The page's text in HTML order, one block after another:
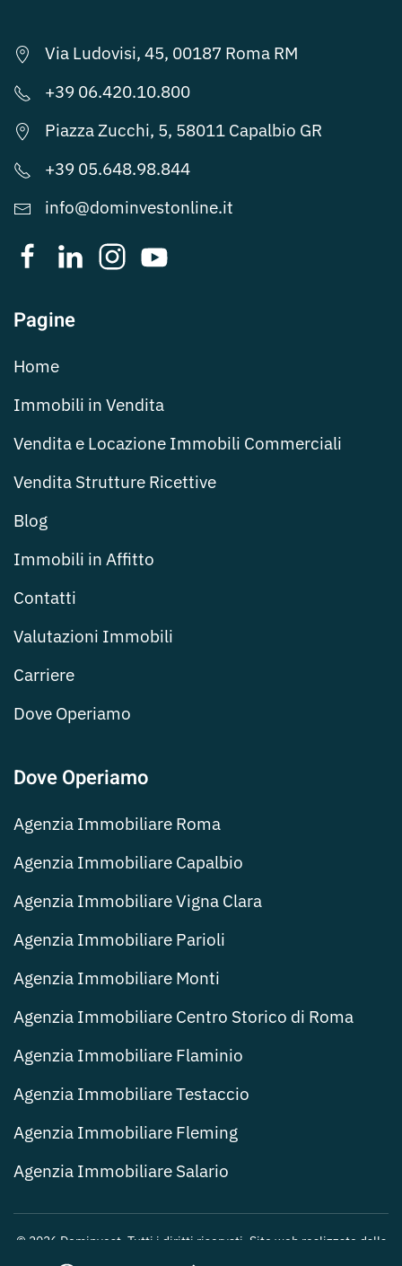
Via Ludovisi, 45, 00187 Roma RM
+39 06.420.10.800
Piazza Zucchi, 5, 58011 Capalbio GR
+39 05.648.98.844
info@dominvestonline.it
Pagine
Home
Immobili in Vendita
Vendita e Locazione Immobili Commerciali
Vendita Strutture Ricettive
Blog
Immobili in Affitto
Contatti
Valutazioni Immobili
Carriere
Dove Operiamo
Dove Operiamo
Agenzia Immobiliare Roma
Agenzia Immobiliare Capalbio
Agenzia Immobiliare Vigna Clara
Agenzia Immobiliare Parioli
Agenzia Immobiliare Monti
Agenzia Immobiliare Centro Storico di Roma
Agenzia Immobiliare Flaminio
Agenzia Immobiliare Testaccio
Agenzia Immobiliare Fleming
Agenzia Immobiliare Salario
© 2026 Dominvest. Tutti i diritti riservati. Sito web realizzato dalla